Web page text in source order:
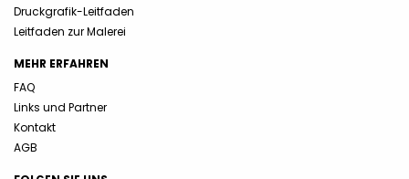
Druckgrafik-Leitfaden
Leitfaden zur Malerei
MEHR ERFAHREN
FAQ
Links und Partner
Kontakt
AGB